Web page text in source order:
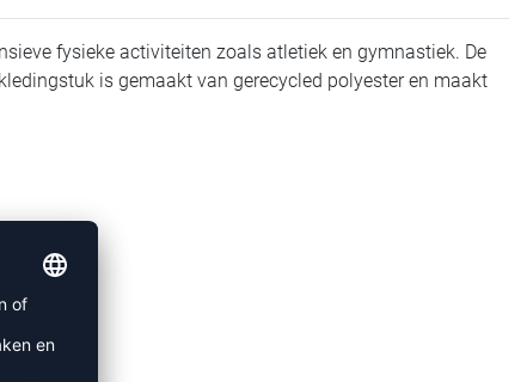
fysieke activiteiten zoals atletiek en gymnastiek. De
is gemaakt van gerecycled polyester en maakt